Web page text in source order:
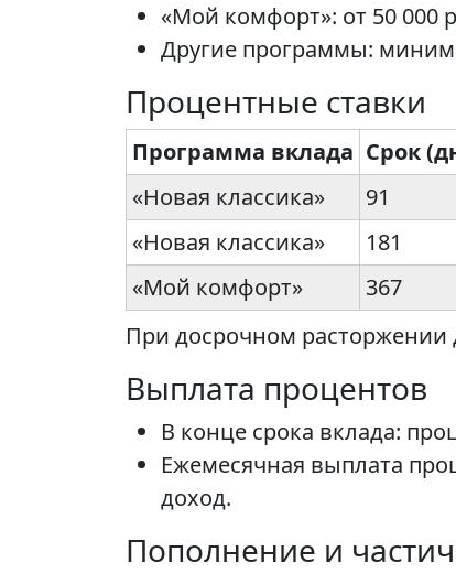
«Мой комфорт»: от 50 000
Другие программы:
Процентные ставки
Программа вклада Срок
«Новая классика»
91
«Новая классика»
181
«Мой комфорт»
367
При досрочном расторжении
Выплата процентов
В конце срока вклада:
Ежемесячная выплата
доход.
Пополнение и